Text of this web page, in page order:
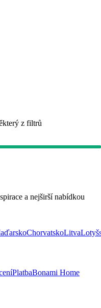
z filtrů
a nejširší nabídkou
ChorvatskoLitva
PlatbaBonami Home